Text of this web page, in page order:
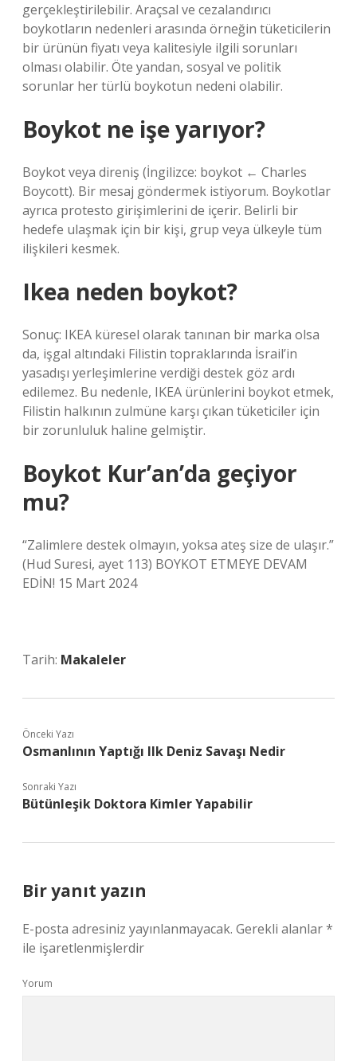
gerçekleştirilebilir. Araçsal ve cezalandırıcı
boykotların nedenleri arasında örneğin tüketicilerin
bir ürünün fiyatı veya kalitesiyle ilgili sorunları
olması olabilir. Öte yandan, sosyal ve politik
sorunlar her türlü boykotun nedeni olabilir.
Boykot ne işe yarıyor?
Boykot veya direniş (İngilizce: boykot ← Charles
Boycott). Bir mesaj göndermek istiyorum. Boykotlar
ayrıca protesto girişimlerini de içerir. Belirli bir
hedefe ulaşmak için bir kişi, grup veya ülkeyle tüm
ilişkileri kesmek.
Ikea neden boykot?
Sonuç: IKEA küresel olarak tanınan bir marka olsa
da, işgal altındaki Filistin topraklarında İsrail’in
yasadışı yerleşimlerine verdiği destek göz ardı
edilemez. Bu nedenle, IKEA ürünlerini boykot etmek,
Filistin halkının zulmüne karşı çıkan tüketiciler için
bir zorunluluk haline gelmiştir.
Boykot Kur’an’da geçiyor
mu?
“Zalimlere destek olmayın, yoksa ateş size de ulaşır.”
(Hud Suresi, ayet 113) BOYKOT ETMEYE DEVAM
EDİN! 15 Mart 2024
Tarih: Makaleler
Önceki Yazı
Osmanlının Yaptığı Ilk Deniz Savaşı Nedir
Sonraki Yazı
Bütünleşik Doktora Kimler Yapabilir
Bir yanıt yazın
E-posta adresiniz yayınlanmayacak. Gerekli alanlar*
ile işaretlenmişlerdir
Yorum